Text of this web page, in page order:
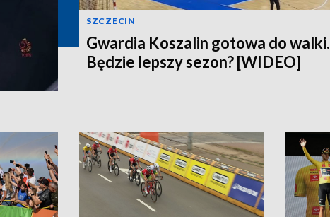
SZCZECIN
Gwardia Koszalin gotowa do walki.
Będzie lepszy sezon? [WIDEO]